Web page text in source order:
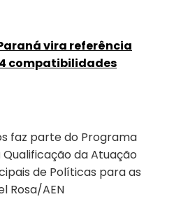
vira referência
compatibilidades
faz parte do Programa
da Atuação
de Políticas para as
Rosa/AEN